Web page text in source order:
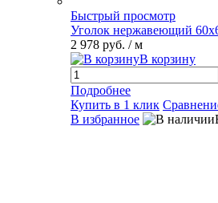
Быстрый просмотр
Уголок нержавеющий
2 978 руб. / м
В корзину
Подробнее
Купить в 1 клик
В избранное